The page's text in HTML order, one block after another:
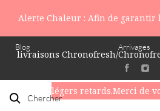
Alerte Chaleur : Afin de garantir
livraisons Chronofresh/
légers retards.Merci de
Blog Arrivages
Chercher